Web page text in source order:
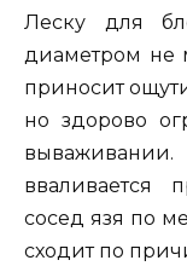
Леску для
диаметром не
приносит
но здорово
вваливается
сосед язя по
сходит по